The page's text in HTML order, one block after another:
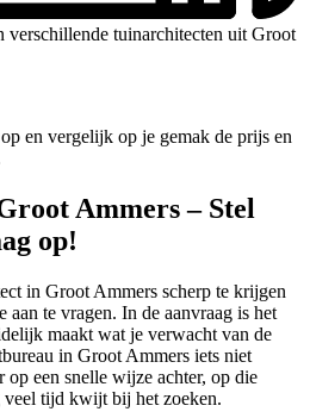
verschillende tuinarchitecten uit Groot
en vergelijk op je gemak de prijs en
Ammers – Stel
op!
in Groot Ammers scherp te krijgen
aan te vragen. In de aanvraag is het
maakt wat je verwacht van de
in Groot Ammers iets niet
een snelle wijze achter, op die
tijd kwijt bij het zoeken.